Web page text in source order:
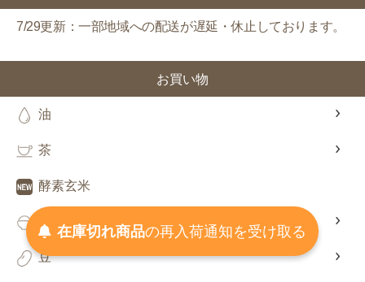
7/29更新：一部地域への配送が遅延・休止しております。
お買い物
油
茶
酵素玄米
玄米・白米・雑穀
豆
在庫切れ商品の再入荷通知を受け取る